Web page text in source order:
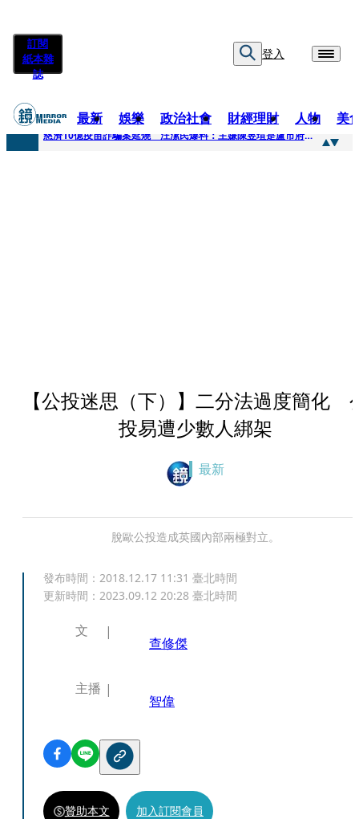
訂閱
紙本雜
誌
登入
最新 娛樂 政治社會 財經理財 人物 美
快訊
慈濟10億疫苗詐騙案延燒 汪潔民爆料：主嫌陳昱瑄是盧市府法律顧問
【公投迷思（下）】二分法過度簡化
投易遭少數人綁架
最新
脫歐公投造成英國內部兩極對立。
發布時間： 2018.12.17 11:31 臺北時間
更新時間： 2023.09.12 20:28 臺北時間
文
查修傑
主播
智偉
贊助本文 加入訂閱會員